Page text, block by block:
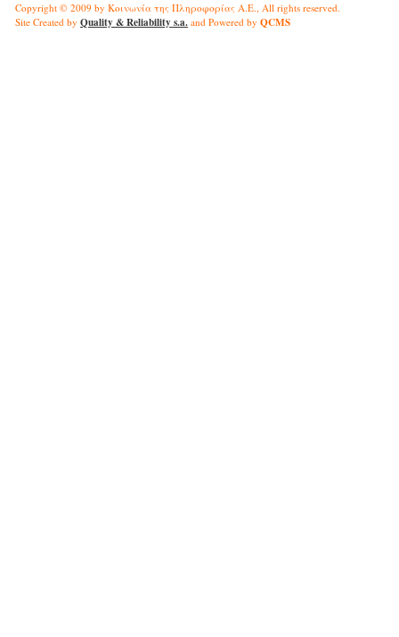
Copyright © 2009 by Κοινωνία της Πληροφορίας Α.Ε., All rights reserved.
Site Created by Quality & Reliability s.a. and Powered by QCMS